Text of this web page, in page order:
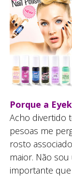
Porque a
Acho divertido
pesoas me
rosto
maior. Não
importante